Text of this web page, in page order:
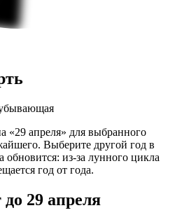
«29 апреля» для выбранного
Выберите другой год в
обновится: из-за лунного цикла
год от года.
29 апреля